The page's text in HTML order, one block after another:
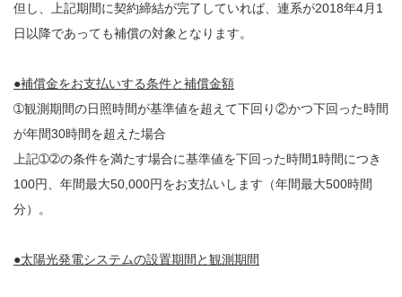
但し、上記期間に契約締結が完了していれば、連系が2018年4月1
日以降であっても補償の対象となります。
●補償金をお支払いする条件と補償金額
➀観測期間の日照時間が基準値を超えて下回り②かつ下回った時間
が年間30時間を超えた場合
上記➀➁の条件を満たす場合に基準値を下回った時間1時間につき
100円、年間最大50,000円をお支払いします（年間最大500時間
分）。
●太陽光発電システムの設置期間と観測期間